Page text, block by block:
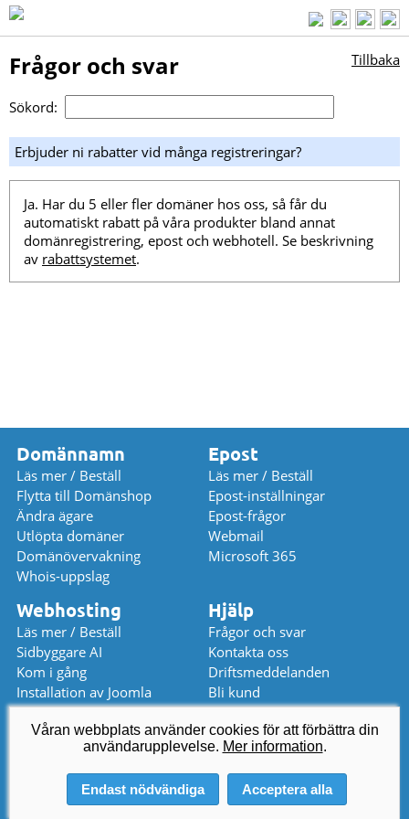
Frågor och svar Tillbaka
Sökord:
Erbjuder ni rabatter vid många registreringar?
Ja. Har du 5 eller fler domäner hos oss, så får du
automatiskt rabatt på våra produkter bland annat
domänregistrering, epost och webhotell. Se beskrivning
av rabattsystemet.
Domännamn
Läs mer / Beställ
Flytta till Domänshop
Ändra ägare
Utlöpta domäner
Domänövervakning
Whois-uppslag
Epost
Läs mer / Beställ
Epost-inställningar
Epost-frågor
Webmail
Microsoft 365
Webhosting
Läs mer / Beställ
Sidbyggare AI
Kom i gång
Installation av Joomla
Installation av WordPress
Hjälp
Frågor och svar
Kontakta oss
Driftsmeddelanden
Bli kund
Prislista
kundservice@domanshop.se
08 559 367 52 (stängt)
© 2026 Domeneshop AS ·Om oss·
Våran webbplats använder cookies för att förbättra din
användarupplevelse. Mer information.
Endast nödvändiga Acceptera alla